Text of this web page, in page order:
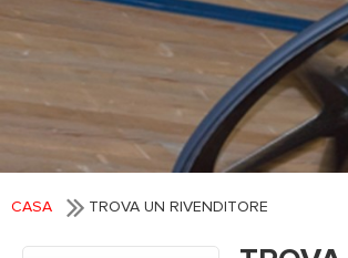
CASA TROVA UN RIVENDITORE